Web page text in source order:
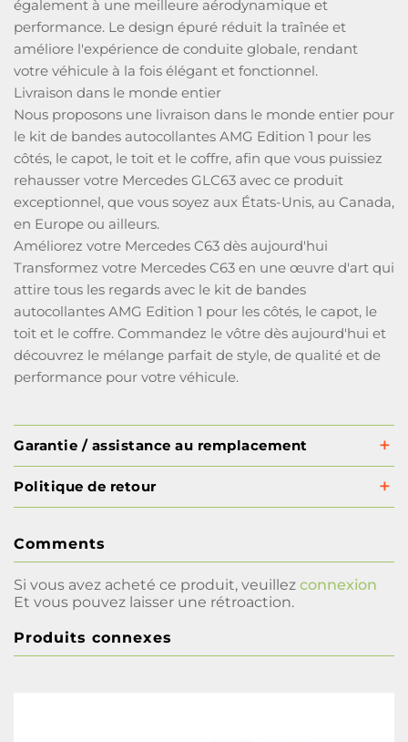
également à une meilleure aérodynamique et
performance. Le design épuré réduit la traînée et
améliore l'expérience de conduite globale, rendant
votre véhicule à la fois élégant et fonctionnel.
Livraison dans le monde entier
Nous proposons une livraison dans le monde entier pour
le kit de bandes autocollantes AMG Edition 1 pour les
côtés, le capot, le toit et le coffre, afin que vous puissiez
rehausser votre Mercedes GLC63 avec ce produit
exceptionnel, que vous soyez aux États-Unis, au Canada,
en Europe ou ailleurs.
Améliorez votre Mercedes C63 dès aujourd'hui
Transformez votre Mercedes C63 en une œuvre d'art qui
attire tous les regards avec le kit de bandes
autocollantes AMG Edition 1 pour les côtés, le capot, le
toit et le coffre. Commandez le vôtre dès aujourd'hui et
découvrez le mélange parfait de style, de qualité et de
performance pour votre véhicule.
Garantie / assistance au remplacement
Politique de retour
Comments
Si vous avez acheté ce produit, veuillez connexion
Et vous pouvez laisser une rétroaction.
Produits connexes